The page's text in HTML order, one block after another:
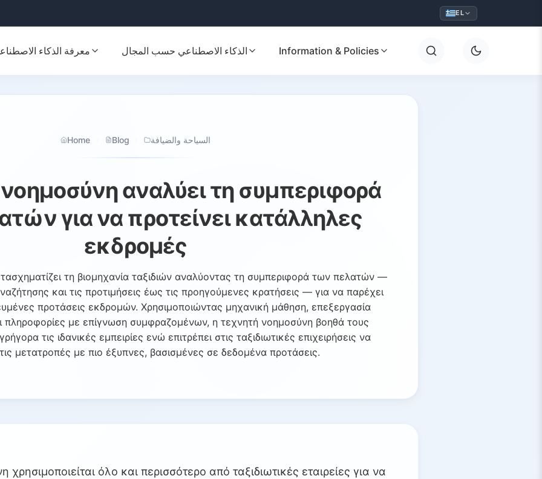
EL
معرفة الذكاء الذكاء الاصطناعي حسب المجال Information & Policies
Home Blog السياحة والضيافة
αναλύει τη συμπεριφορά
για να προτείνει κατάλληλες
εκδρομές
τη βιομηχανία ταξιδιών αναλύοντας τη συμπεριφορά των πελατών —
και τις προτιμήσεις έως τις προηγούμενες κρατήσεις — για να παρέχει
προτάσεις εκδρομών. Χρησιμοποιώντας μηχανική μάθηση, επεξεργασία
πληροφορίες με επίγνωση συμφραζομένων, η τεχνητή νοημοσύνη βοηθά τους
τις ιδανικές εμπειρίες ενώ επιτρέπει στις ταξιδιωτικές επιχειρήσεις να
μετατροπές με πιο έξυπνες, βασισμένες σε δεδομένα προτάσεις.
όλο και περισσότερο από ταξιδιωτικές εταιρείες για να